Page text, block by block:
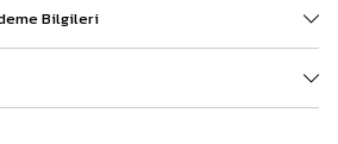
Bilgileri